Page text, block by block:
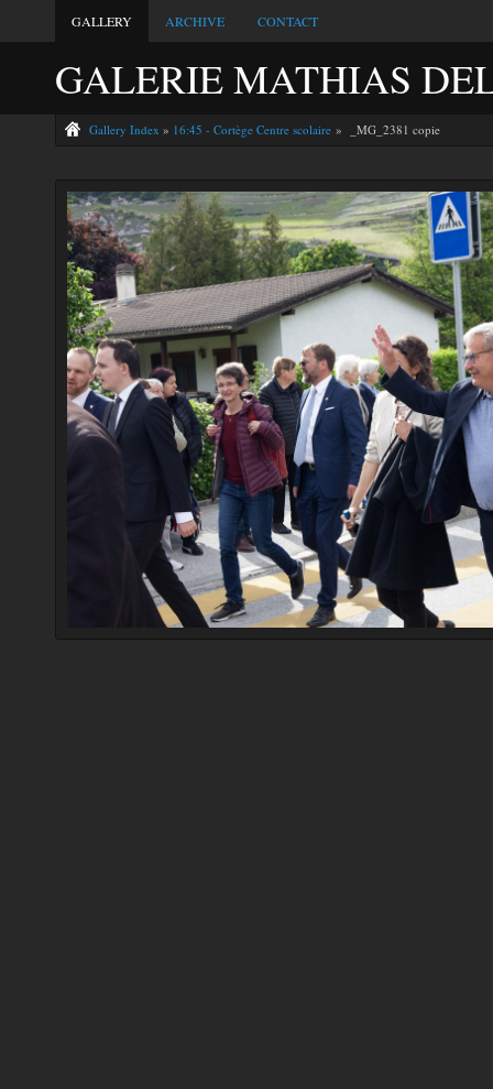
GALLERY ARCHIVE CONTACT
GALERIE MATHIAS
Gallery Index » 16:45 - Cortège Centre scolaire » _MG_2381 copie